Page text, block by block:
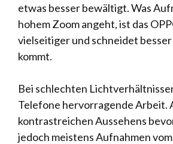
etwas besser bewältigt. Was
hohem Zoom angeht, ist das
vielseitiger und schneidet besser
kommt.
Bei schlechten
Telefone hervorragende Arbeit.
kontrastreichen Aussehens
jedoch meistens Aufnahmen